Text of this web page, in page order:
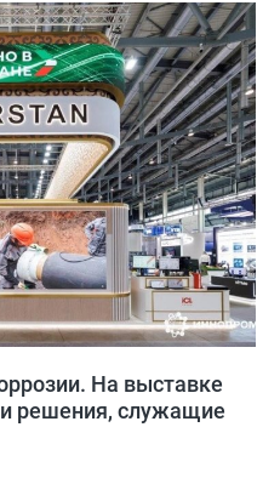
На выставке
решения, служащие